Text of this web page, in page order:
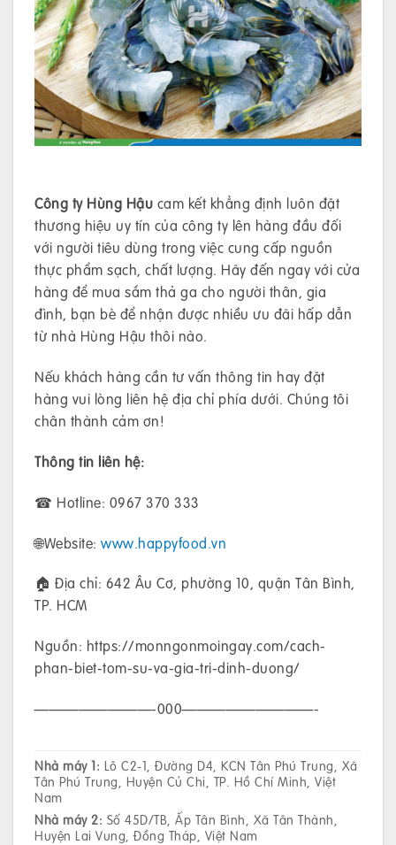
Công ty Hùng Hậu cam kết khẳng định luôn đặt
thương hiệu uy tín của công ty lên hàng đầu đối
với người tiêu dùng trong việc cung cấp nguồn
thực phẩm sạch, chất lượng. Hãy đến ngay với cửa
hàng để mua sắm thả ga cho người thân, gia
đình, bạn bè để nhận được nhiều ưu đãi hấp dẫn
từ nhà Hùng Hậu thôi nào.
Nếu khách hàng cần tư vấn thông tin hay đặt
hàng vui lòng liên hệ địa chỉ phía dưới. Chúng tôi
chân thành cảm ơn!
Thông tin liên hệ:
☎ Hotline: 0967 370 333
🌐Website: www.happyfood.vn
🏠 Địa chỉ: 642 Âu Cơ, phường 10, quận Tân Bình,
TP. HCM
Nguồn: https://monngonmoingay.com/cach-
phan-biet-tom-su-va-gia-tri-dinh-duong/
————————-000—————————-
Nhà máy 1: Lô C2-1, Đường D4, KCN Tân Phú Trung, Xã
Tân Phú Trung, Huyện Củ Chi, TP. Hồ Chí Minh, Việt
Nam
Nhà máy 2: Số 45D/TB, Ấp Tân Bình, Xã Tân Thành,
Huyện Lai Vung, Đồng Tháp, Việt Nam